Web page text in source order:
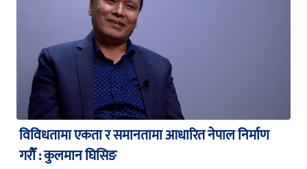
विविधतामा एकता र समानतामा आधारित नेपाल निर्माण
गरौँ : कुलमान घिसिङ